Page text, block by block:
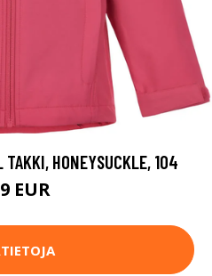
TAKKI, HONEYSUCKLE, 104
EUR